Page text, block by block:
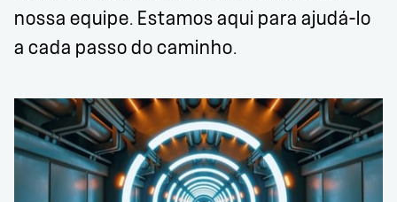
nossa equipe. Estamos aqui para ajudá-lo
a cada passo do caminho.